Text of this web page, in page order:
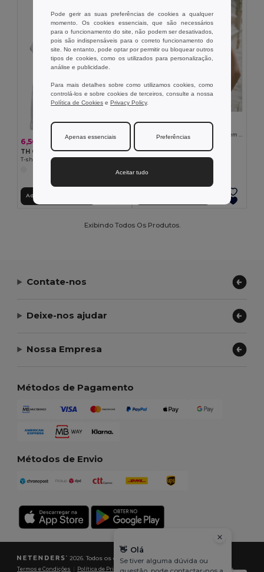
6,56 €
TH Clothes 30121
Adicionar ao Carrinho
TH Clothes 30119
Exibindo Todos Os Produtos.
Contate-nos
Deixe-nos ajudar
Nossa Empresa
Métodos de Pagamento
Métodos de Envio
2026. Todos os direitos reservados
Termos e Condições Política de Privacidade|Política de cookies| Mapa do Site
Pode gerir as suas preferências de cookies a qualquer
momento. Os cookies essenciais, que são necessários
para o funcionamento do site, não podem ser desativados,
pois são indispensáveis para o correto funcionamento do
site. No entanto, pode optar por permitir ou bloquear outros
tipos de cookies, como os utilizados para personalização,
análise e publicidade.
Para mais detalhes sobre como utilizamos cookies, como
controlá-los e sobre cookies de terceiros, consulte a nossa
Política de Cookies e Privacy Policy.
Apenas essenciais Preferências
Aceitar tudo
👋 Olá
Se tiver alguma dúvida ou